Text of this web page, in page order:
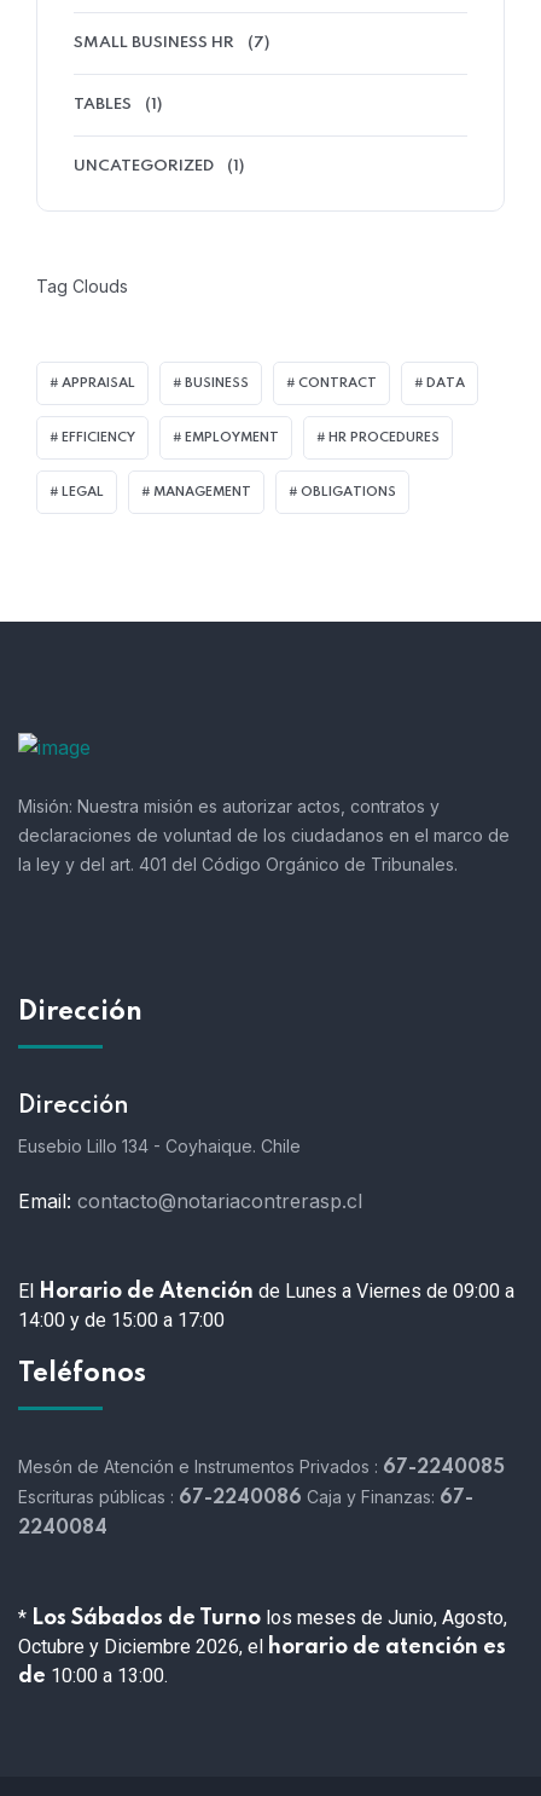
SMALL BUSINESS HR (7)
TABLES (1)
UNCATEGORIZED (1)
Tag Clouds
APPRAISAL BUSINESS CONTRACT DATA
EFFICIENCY EMPLOYMENT HR PROCEDURES
LEGAL MANAGEMENT OBLIGATIONS
Misión: Nuestra misión es autorizar actos, contratos y
declaraciones de voluntad de los ciudadanos en el marco de
la ley y del art. 401 del Código Orgánico de Tribunales.
Dirección
Dirección
Eusebio Lillo 134 - Coyhaique. Chile
Email: contacto@notariacontrerasp.cl
El Horario de Atención de Lunes a Viernes de 09:00 a
14:00 y de 15:00 a 17:00
Teléfonos
Mesón de Atención e Instrumentos Privados : 67-2240085
Escrituras públicas : 67-2240086 Caja y Finanzas: 67-
2240084
* Los Sábados de Turno los meses de Junio, Agosto,
Octubre y Diciembre 2026, el horario de atención es
de 10:00 a 13:00.